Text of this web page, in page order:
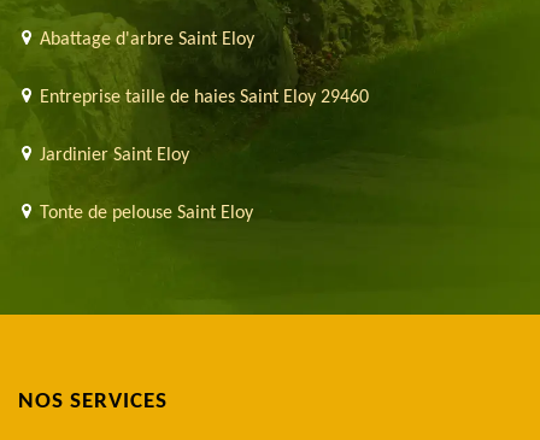
Abattage d'arbre Saint Eloy
Entreprise taille de haies Saint Eloy 29460
Jardinier Saint Eloy
Tonte de pelouse Saint Eloy
NOS SERVICES